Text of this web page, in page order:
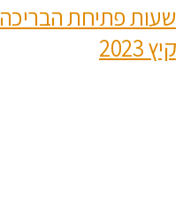
שעות פתיחת הבריכה
קיץ 2023